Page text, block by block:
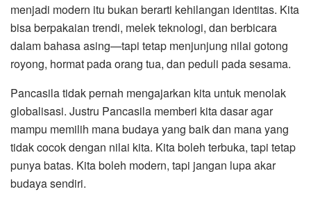
menjadi modern itu bukan berarti kehilangan identitas. Kita
bisa berpakaian trendi, melek teknologi, dan berbicara
dalam bahasa asing—tapi tetap menjunjung nilai gotong
royong, hormat pada orang tua, dan peduli pada sesama.
Pancasila tidak pernah mengajarkan kita untuk menolak
globalisasi. Justru Pancasila memberi kita dasar agar
mampu memilih mana budaya yang baik dan mana yang
tidak cocok dengan nilai kita. Kita boleh terbuka, tapi tetap
punya batas. Kita boleh modern, tapi jangan lupa akar
budaya sendiri.